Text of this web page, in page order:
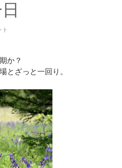
か？
とざっと一回り。